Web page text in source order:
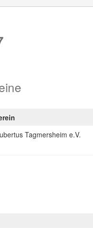
Tagmersheim e.V.